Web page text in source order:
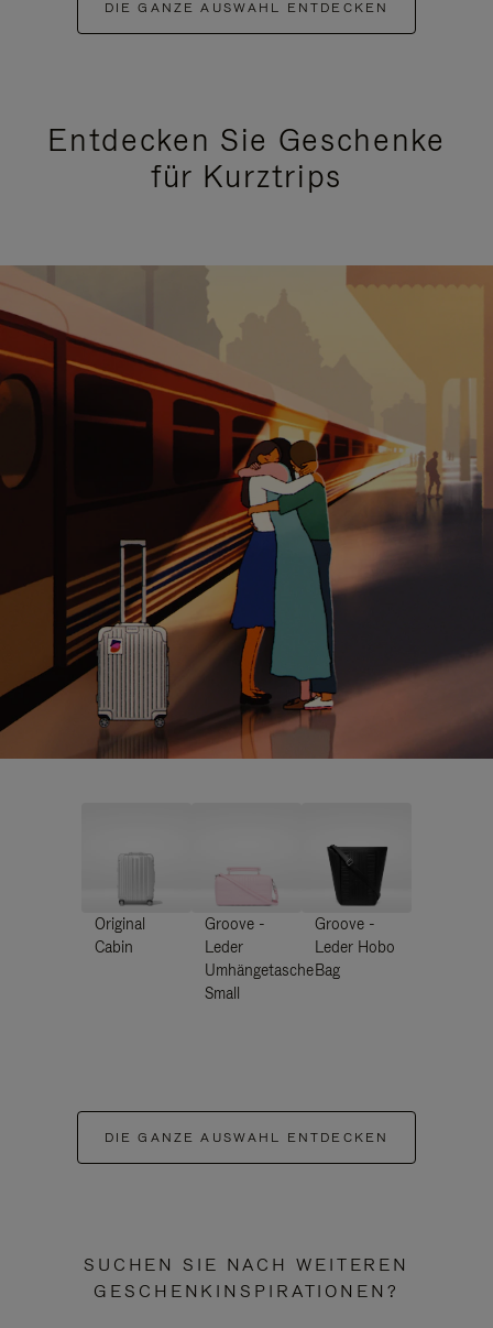
DIE GANZE AUSWAHL ENTDECKEN
Entdecken Sie Geschenke
für Kurztrips
Original
Cabin
Groove -
Leder
Umhängetasche
Small
Groove -
Leder Hobo
Bag
DIE GANZE AUSWAHL ENTDECKEN
SUCHEN SIE NACH WEITEREN
GESCHENKINSPIRATIONEN?